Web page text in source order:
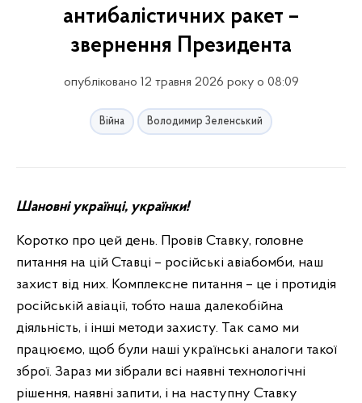
антибалістичних ракет –
звернення Президента
опубліковано 12 травня 2026 року о 08:09
Війна Володимир Зеленський
Шановні українці, українки!
Коротко про цей день. Провів Ставку, головне
питання на цій Ставці – російські авіабомби, наш
захист від них. Комплексне питання – це і протидія
російській авіації, тобто наша далекобійна
діяльність, і інші методи захисту. Так само ми
працюємо, щоб були наші українські аналоги такої
зброї. Зараз ми зібрали всі наявні технологічні
рішення, наявні запити, і на наступну Ставку